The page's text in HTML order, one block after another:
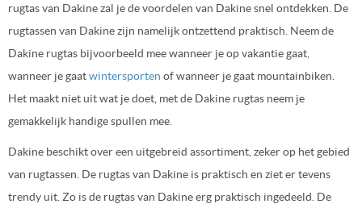
rugtas van Dakine zal je de voordelen van Dakine snel ontdekken. De
rugtassen van Dakine zijn namelijk ontzettend praktisch. Neem de
Dakine rugtas bijvoorbeeld mee wanneer je op vakantie gaat,
wanneer je gaatwintersporten of wanneer je gaat mountainbiken.
Het maakt niet uit wat je doet, met de Dakine rugtas neem je
gemakkelijk handige spullen mee.
Dakine beschikt over een uitgebreid assortiment, zeker op het gebied
van rugtassen. De rugtas van Dakine is praktisch en ziet er tevens
trendy uit. Zo is de rugtas van Dakine erg praktisch ingedeeld. De